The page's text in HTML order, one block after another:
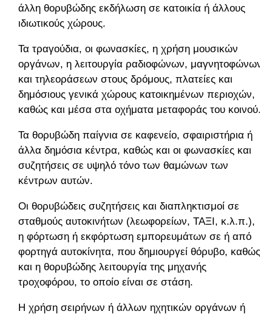
άλλη θορυβώδης εκδήλωση σε κατοικία ή άλλους
ιδιωτικούς χώρους.
Τα τραγούδια, οι φωνασκίες, η χρήση μουσικών
οργάνων, η λειτουργία ραδιοφώνων, μαγνητοφώνων
και τηλεοράσεων στους δρόμους, πλατείες και
δημόσιους γενικά χώρους κατοικημένων περιοχών,
καθώς και μέσα στα οχήματα μεταφοράς του κοινού.
Τα θορυβώδη παίγνια σε καφενείο, σφαιριστήρια ή
άλλα δημόσια κέντρα, καθώς και οι φωνασκίες και
συζητήσεις σε υψηλό τόνο των θαμώνων των
κέντρων αυτών.
Οι θορυβώδεις συζητήσεις και διαπληκτισμοί σε
σταθμούς αυτοκινήτων (λεωφορείων, ΤΑΞΙ, κ.λ.π.),
η φόρτωση ή εκφόρτωση εμπορευμάτων σε ή από
φορτηγά αυτοκίνητα, που δημιουργεί θόρυβο, καθώς
και η θορυβώδης λειτουργία της μηχανής
τροχοφόρου, το οποίο είναι σε στάση.
Η χρήση σειρήνων ή άλλων ηχητικών οργάνων ή